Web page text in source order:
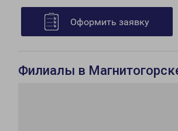
Оформить заявку
Филиалы в